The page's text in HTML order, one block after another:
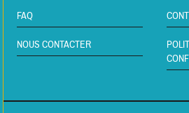
FAQ
NOUS CONTACTER